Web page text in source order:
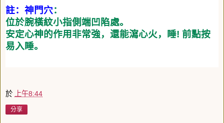
註：神門穴：
位於腕橫紋小指側端凹陷處。
安定心神的作用非常強，還能瀉心火，睡! 前點按
易入睡。
於 上午8:44
分享